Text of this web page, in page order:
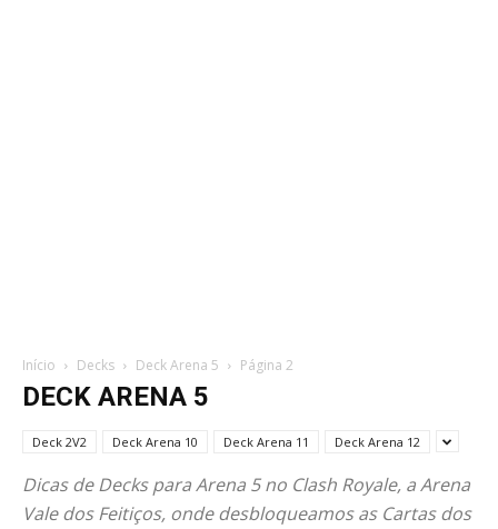
Início Decks Deck Arena 5 Página 2
DECK ARENA 5
Deck 2V2 Deck Arena 10 Deck Arena 11 Deck Arena 12
Dicas de Decks para Arena 5 no Clash Royale, a Arena
Vale dos Feitiços, onde desbloqueamos as Cartas dos